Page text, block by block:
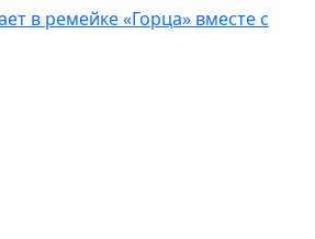
в ремейке «Горца» вместе с